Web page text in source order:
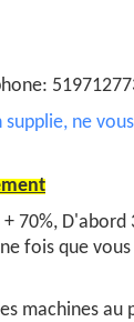
supplie, ne
+ 70%,
fois que
machines au